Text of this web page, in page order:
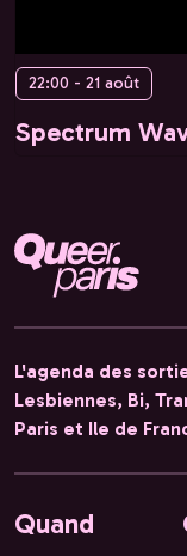
22:00 - 21 août
Spectrum
L'agenda des
Lesbiennes, Bi,
Paris et Ile de
Quand